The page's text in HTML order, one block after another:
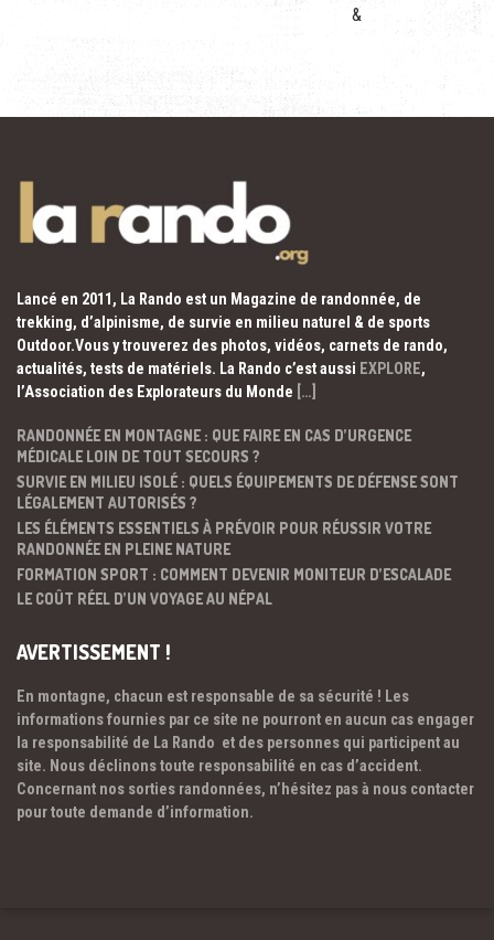
&
Lancé en 2011, La Rando est un Magazine de randonnée, de
trekking, d’alpinisme, de survie en milieu naturel & de sports
Outdoor.Vous y trouverez des photos, vidéos, carnets de rando,
actualités, tests de matériels. La Rando c’est aussi EXPLORE,
l’Association des Explorateurs du Monde […]
RANDONNÉE EN MONTAGNE : QUE FAIRE EN CAS D’URGENCE
MÉDICALE LOIN DE TOUT SECOURS ?
SURVIE EN MILIEU ISOLÉ : QUELS ÉQUIPEMENTS DE DÉFENSE SONT
LÉGALEMENT AUTORISÉS ?
LES ÉLÉMENTS ESSENTIELS À PRÉVOIR POUR RÉUSSIR VOTRE
RANDONNÉE EN PLEINE NATURE
FORMATION SPORT : COMMENT DEVENIR MONITEUR D’ESCALADE
LE COÛT RÉEL D’UN VOYAGE AU NÉPAL
AVERTISSEMENT !
En montagne, chacun est responsable de sa sécurité ! Les
informations fournies par ce site ne pourront en aucun cas engager
la responsabilité de La Rando et des personnes qui participent au
site. Nous déclinons toute responsabilité en cas d’accident.
Concernant nos sorties randonnées, n’hésitez pas à nous contacter
pour toute demande d’information.